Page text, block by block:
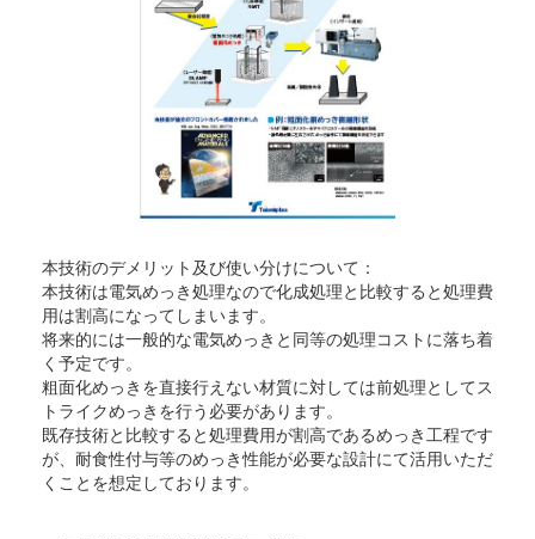
本技術のデメリット及び使い分けについて：
本技術は電気めっき処理なので化成処理と比較すると処理費
用は割高になってしまいます。
将来的には一般的な電気めっきと同等の処理コストに落ち着
く予定です。
粗面化めっきを直接行えない材質に対しては前処理としてス
トライクめっきを行う必要があります。
既存技術と比較すると処理費用が割高であるめっき工程です
が、耐食性付与等のめっき性能が必要な設計にて活用いただ
くことを想定しております。